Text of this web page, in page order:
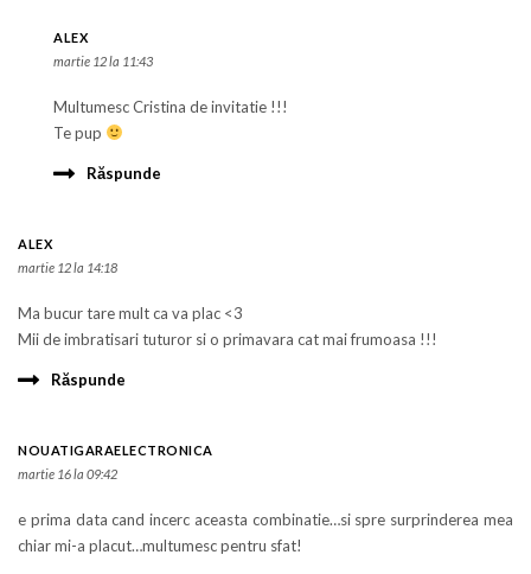
ALEX
martie 12 la 11:43
Multumesc Cristina de invitatie !!!
Te pup
Răspunde
ALEX
martie 12 la 14:18
Ma bucur tare mult ca va plac <3
Mii de imbratisari tuturor si o primavara cat mai frumoasa !!!
Răspunde
NOUATIGARAELECTRONICA
martie 16 la 09:42
e prima data cand incerc aceasta combinatie…si spre surprinderea mea
chiar mi-a placut…multumesc pentru sfat!